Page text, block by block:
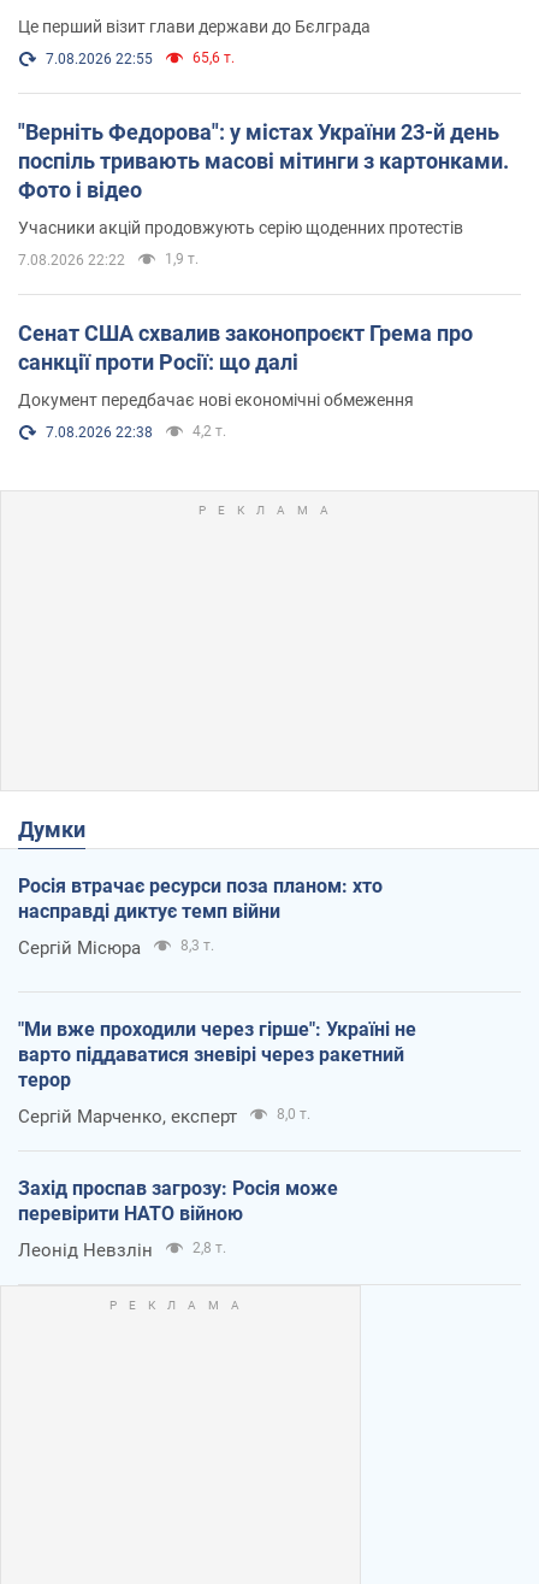
Це перший візит глави держави до Бєлграда
7.08.2026 22:55 65,6 т.
"Верніть Федорова": у містах України 23-й день
поспіль тривають масові мітинги з картонками.
Фото і відео
Учасники акцій продовжують серію щоденних протестів
7.08.2026 22:22 1,9 т.
Сенат США схвалив законопроєкт Грема про
санкції проти Росії: що далі
Документ передбачає нові економічні обмеження
7.08.2026 22:38 4,2 т.
Думки
Росія втрачає ресурси поза планом: хто
насправді диктує темп війни
Сергій Місюра 8,3 т.
"Ми вже проходили через гірше": Україні не
варто піддаватися зневірі через ракетний
терор
Сергій Марченко, експерт 8,0 т.
Захід проспав загрозу: Росія може
перевірити НАТО війною
Леонід Невзлін 2,8 т.